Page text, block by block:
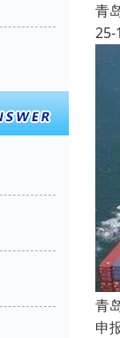
青
25-
青
申